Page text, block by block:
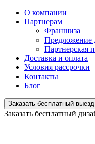
О компании
Партнерам
Франшиза
Предложение
Партнерская
Доставка и оплата
Условия рассрочки
Контакты
Блог
Заказать бесплатный
Заказать бесплатный